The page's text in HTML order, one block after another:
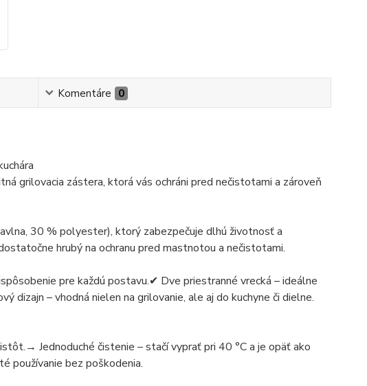
Komentáre 0
grilovacia zástera, ktorá vás ochráni pred nečistotami a zároveň
30 % polyester), ktorý zabezpečuje dlhú životnosť a
hrubý na ochranu pred mastnotou a nečistotami.
pre každú postavu.✔ Dve priestranné vrecká – ideálne
dizajn – vhodná nielen na grilovanie, ale aj do kuchyne či dielne.
Jednoduché čistenie – stačí vyprať pri 40 °C a je opäť ako
používanie bez poškodenia.